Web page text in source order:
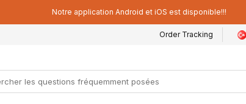
Notre application Android et iOS est disponible!!!
Order Tracking